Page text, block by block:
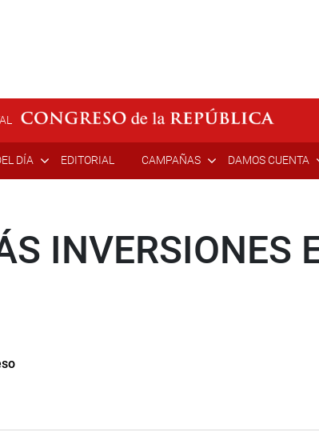
DÍA EDITORIAL CAMPAÑAS DAMOS CUENTA
INVERSIONES